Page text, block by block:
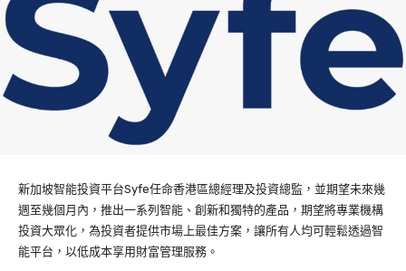
新加坡智能投資平台Syfe任命香港區總經理及投資總監，並期望未來幾
週至幾個月內，推出一系列智能、創新和獨特的產品，期望將專業機構
投資大眾化，為投資者提供市場上最佳方案，讓所有人均可輕鬆透過智
能平台，以低成本享用財富管理服務。